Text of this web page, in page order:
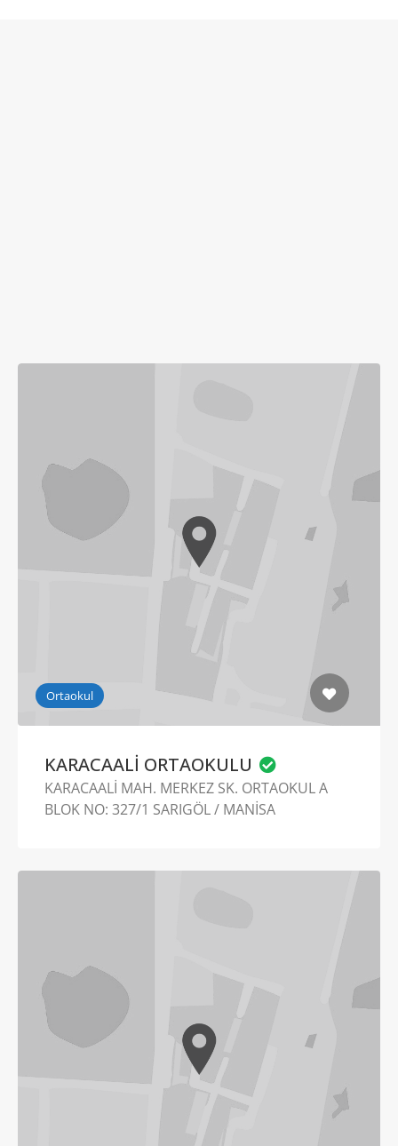
Ortaokul
KARACAALİ ORTAOKULU
KARACAALİ MAH. MERKEZ SK. ORTAOKUL A
BLOK NO: 327/1 SARIGÖL / MANİSA